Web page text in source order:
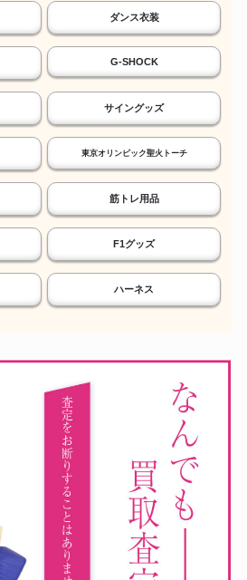
ダンス衣装
G-SHOCK
サイングッズ
東京オリンピック聖火トーチ
筋トレ用品
F1グッズ
ハーネス